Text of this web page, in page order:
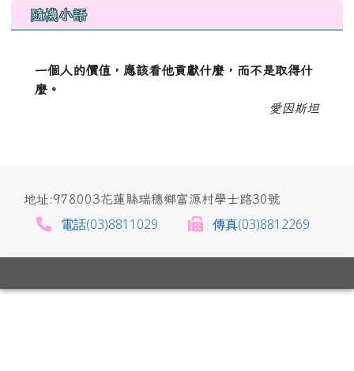
右邊區域內容
隨機小語
一個人的價值，應該看他貢獻什麼，而不是取得什
麼。
愛因斯坦
地址:978003花蓮縣瑞穗鄉富源村學士路30號
電話(03)8811029 傳真(03)8812269